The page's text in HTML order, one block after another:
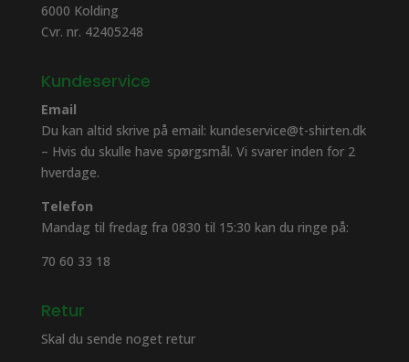
6000 Kolding
Cvr. nr. 42405248
Kundeservice
Email
Du kan altid skrive på email: kundeservice@t-shirten.dk
– Hvis du skulle have spørgsmål. Vi svarer inden for 2
hverdage.
Telefon
Mandag til fredag fra 0830 til 15:30 kan du ringe på:
70 60 33 18
Retur
Skal du sende noget retur